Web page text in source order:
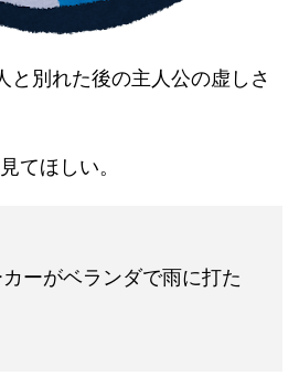
と別れた後の主人公の虚しさ
てほしい。
ーがベランダで雨に打た